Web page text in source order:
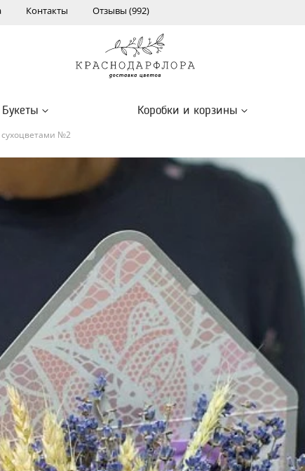
Контакты Отзывы (992)
Букеты Коробки и корзины
сухоцветами №2